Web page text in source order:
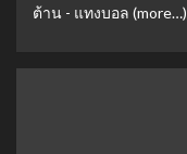
ต้าน - แทงบอล (more…)